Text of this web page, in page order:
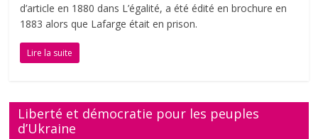
d’article en 1880 dans L’égalité, a été édité en brochure en
1883 alors que Lafarge était en prison.
Lire la suite
Liberté et démocratie pour les peuples
d’Ukraine